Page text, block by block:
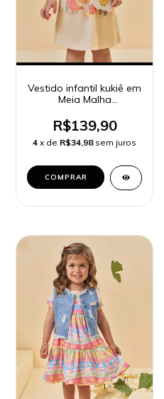
Vestido infantil kukiê em
Meia Malha
95244
R$139,90
4 x de R$34,98 sem juros
COMPRAR